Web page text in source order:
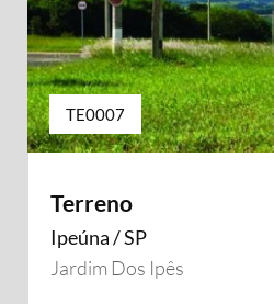
TE0007
Terreno
Ipeúna / SP
Jardim Dos Ipês